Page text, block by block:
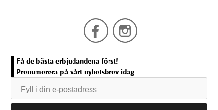
Få de bästa erbjudandena först!
Prenumerera på vårt nyhetsbrev idag